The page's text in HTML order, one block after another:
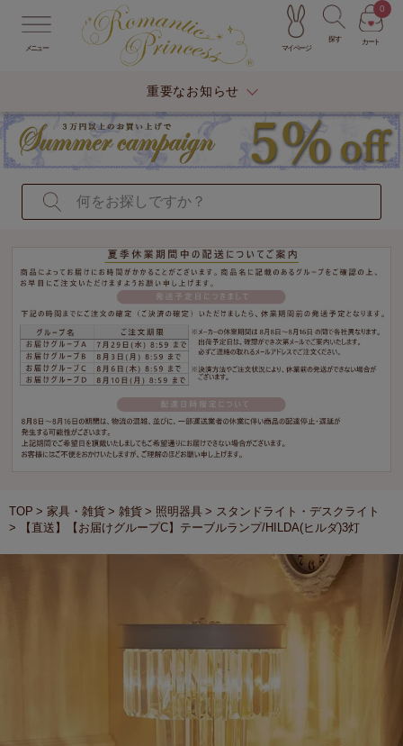
メニュー マイページ
探す カート
0
重要なお知らせ
TOP 家具・雑貨 雑貨 照明器具
スタンドライト・デスクライト
【直送】【お届けグループC】テーブルランプ/HILDA(ヒルダ)3灯